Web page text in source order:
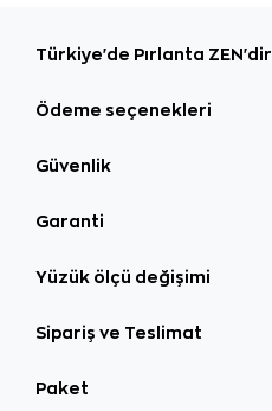
Türkiye'de Pırlanta ZEN'dir
Ödeme seçenekleri
Güvenlik
Garanti
Yüzük ölçü değişimi
Sipariş ve Teslimat
Paket